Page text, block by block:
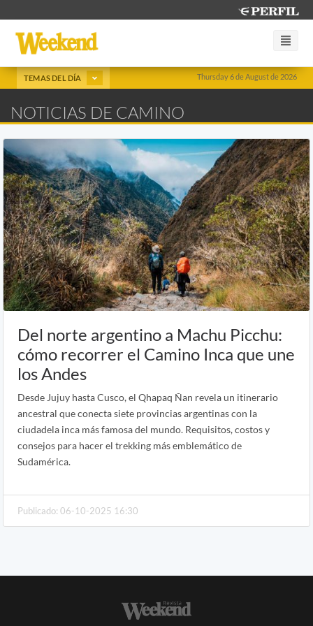
Thursday 6 de August de 2026
TEMAS DEL DÍA
NOTICIAS DE CAMINO
Del norte argentino a Machu Picchu:
cómo recorrer el Camino Inca que une
los Andes
Desde Jujuy hasta Cusco, el Qhapaq Ñan revela un itinerario
ancestral que conecta siete provincias argentinas con la
ciudadela inca más famosa del mundo. Requisitos, costos y
consejos para hacer el trekking más emblemático de
Sudamérica.
Publicado: 06-10-2025 16:30